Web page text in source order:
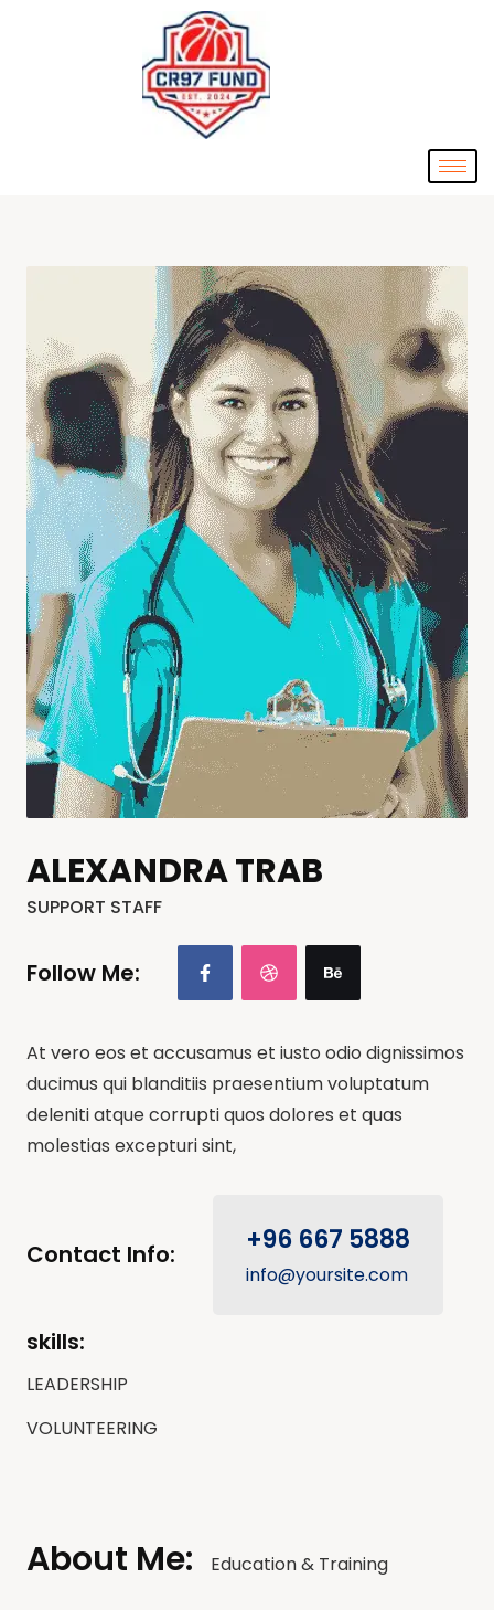
ALEXANDRA TRAB
SUPPORT STAFF
Follow Me:
At vero eos et accusamus et iusto odio dignissimos
ducimus qui blanditiis praesentium voluptatum
deleniti atque corrupti quos dolores et quas
molestias excepturi sint,
Contact Info: +96 667 5888
info@yoursite.com
skills:
LEADERSHIP
VOLUNTEERING
About Me: Education & Training